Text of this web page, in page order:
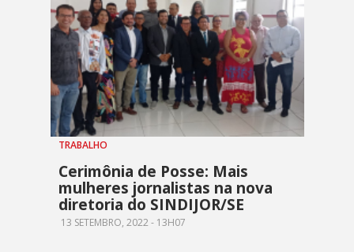
TRABALHO
Cerimônia de Posse: Mais
mulheres jornalistas na nova
diretoria do SINDIJOR/SE
13 SETEMBRO, 2022 - 13H07